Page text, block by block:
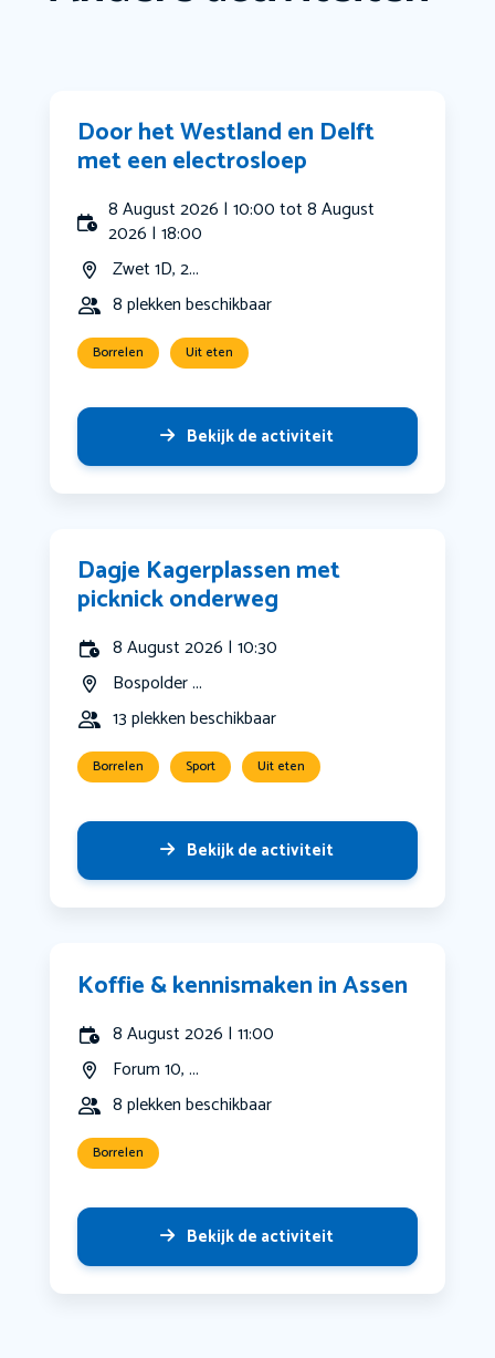
Door het Westland en Delft
met een electrosloep
8 August 2026 | 10:00 tot 8 August
2026 | 18:00
Zwet 1D, 2...
8 plekken beschikbaar
Borrelen Uit eten
Bekijk de activiteit
Dagje Kagerplassen met
picknick onderweg
8 August 2026 | 10:30
Bospolder ...
13 plekken beschikbaar
Borrelen Sport Uit eten
Bekijk de activiteit
Koffie & kennismaken in Assen
8 August 2026 | 11:00
Forum 10, ...
8 plekken beschikbaar
Borrelen
Bekijk de activiteit